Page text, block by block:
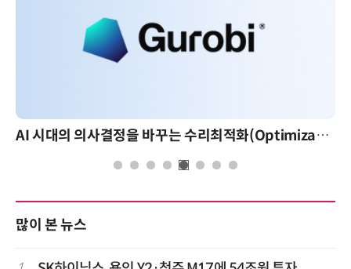
AI 시대의 의사결정을 바꾸는 수리최적화(Optimization): 실제 산업 적용 사례와 활용 전략
많이 본 뉴스